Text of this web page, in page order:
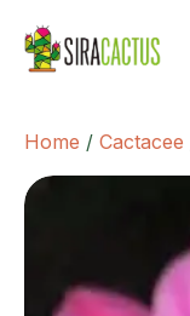
Home / Cactacee